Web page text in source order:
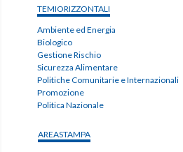
TEMIORIZZONTALI
Ambiente ed Energia
Biologico
Gestione Rischio
Sicurezza Alimentare
Politiche Comunitarie e Internazionali
Promozione
Politica Nazionale
AREASTAMPA